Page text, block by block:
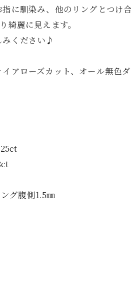
に馴染み、他のリングとつけ
綺麗に見えます。
みください♪
アローズカット、オール無色
グ腹側1.5㎜